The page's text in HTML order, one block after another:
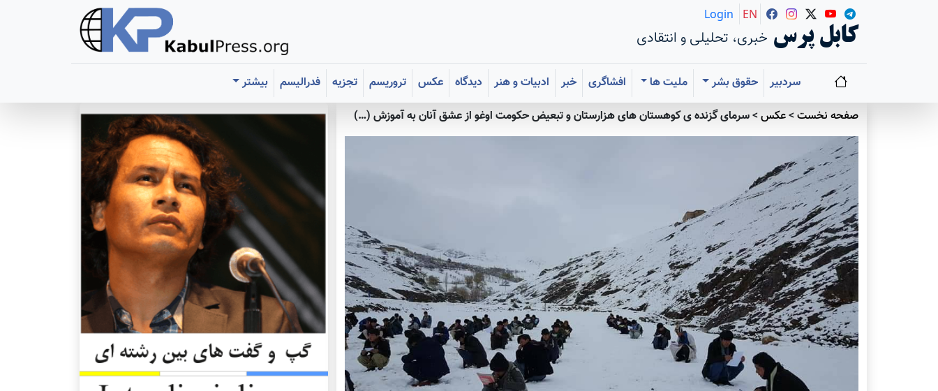
کابل پرس خبری، تحلیلی و انتقادی
Login EN
سردبیر حقوق بشر ملیت ها افشاگری خبر ادبیات و هنر دیدگاه عکس تروریسم تجزیه فدرالیسم
بیشتر
صفحه نخست>عکس>سرمای گزنده ی کوهستان های هزارستان و تبعیض حکومت اوغو از عشق آنان به آموزش (…)